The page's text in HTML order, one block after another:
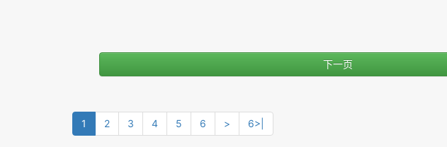
下一页
1 2 3 4 5 6 > 6>|